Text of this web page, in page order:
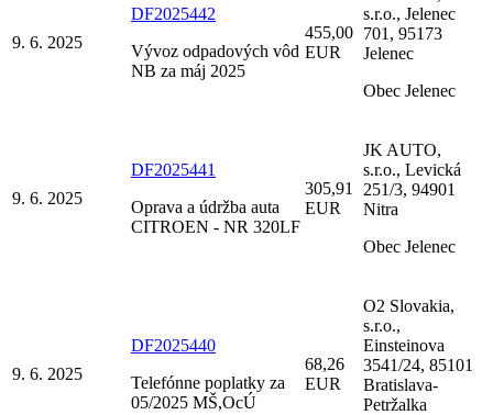
9. 6. 2025
DF2025442
Vývoz odpadových vôd
NB za máj 2025
455,00
EUR
s.r.o., Jelenec
701, 95173
Jelenec
Obec Jelenec
9. 6. 2025
DF2025441
Oprava a údržba auta
CITROEN - NR 320LF
305,91
EUR
JK AUTO,
s.r.o., Levická
251/3, 94901
Nitra
Obec Jelenec
9. 6. 2025
DF2025440
Telefónne poplatky za
05/2025 MŠ,OcÚ
68,26
EUR
O2 Slovakia,
s.r.o.,
Einsteinova
3541/24, 85101
Bratislava-
Petržalka